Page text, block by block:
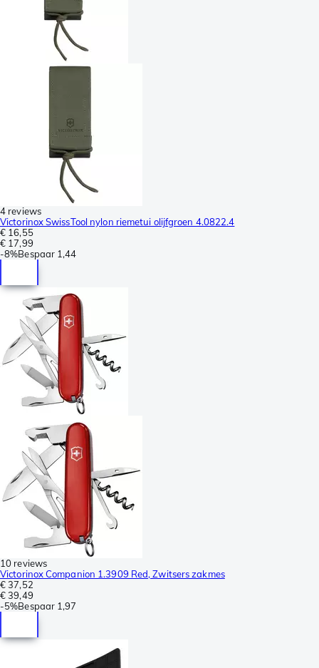
4 reviews
Victorinox SwissTool nylon riemetui olijfgroen 4.0822.4
€ 16,55
€ 17,99
-8%Bespaar 1,44
10 reviews
Victorinox Companion 1.3909 Red, Zwitsers zakmes
€ 37,52
€ 39,49
-5%Bespaar 1,97